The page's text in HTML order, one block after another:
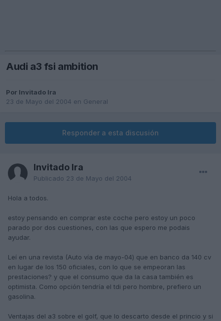
Audi a3 fsi ambition
Por Invitado lra
23 de Mayo del 2004 en General
Responder a esta discusión
Invitado lra
Publicado 23 de Mayo del 2004
Hola a todos.
estoy pensando en comprar este coche pero estoy un poco
parado por dos cuestiones, con las que espero me podais
ayudar.
Leí en una revista (Auto vía de mayo-04) que en banco da 140 cv
en lugar de los 150 oficiales, con lo que se empeoran las
prestaciones? y que el consumo que da la casa también es
optimista. Como opción tendría el tdi pero hombre, prefiero un
gasolina.
Ventajas del a3 sobre el golf, que lo descarto desde el princio y si